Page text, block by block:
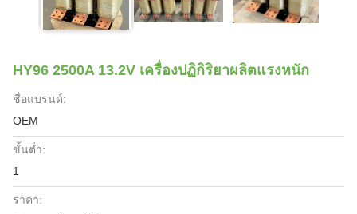
HY96 2500A 13.2V เครื่องปฏิกิริยาผลิตแรงหนัก
ชื่อแบรนด์:
OEM
ขั้นต่ำ:
1
ราคา: